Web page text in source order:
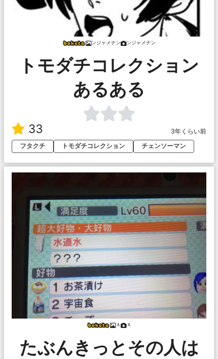
ンジャメナン ンジャメナン
トモダチコレクション
あるある
33
3年くらい前
フタクチ
トモダチコレクション チェンソーマン
Ａ Ａ
たぶんきっとその人は